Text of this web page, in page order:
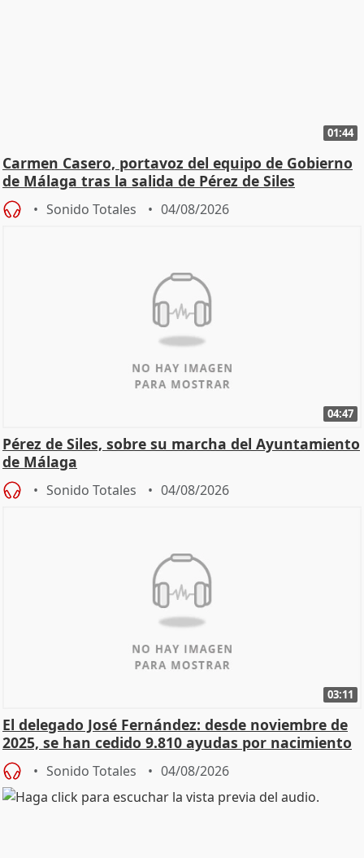
01:44
Carmen Casero, portavoz del equipo de Gobierno
de Málaga tras la salida de Pérez de Siles
Sonido Totales 04/08/2026
04:47
Pérez de Siles, sobre su marcha del Ayuntamiento
de Málaga
Sonido Totales 04/08/2026
03:11
El delegado José Fernández: desde noviembre de
2025, se han cedido 9.810 ayudas por nacimiento
Sonido Totales 04/08/2026